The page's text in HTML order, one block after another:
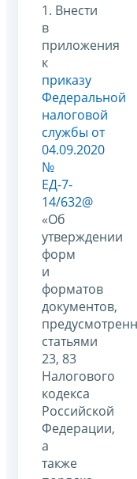
1. Внести
в
приложения
к
приказу
Федеральной
налоговой
службы от
04.09.2020
№
ЕД-7-
14/632@
«Об
утверждении
форм
и
форматов
документов,
статьями
23, 83
Налогового
кодекса
Российской
Федерации,
а
также